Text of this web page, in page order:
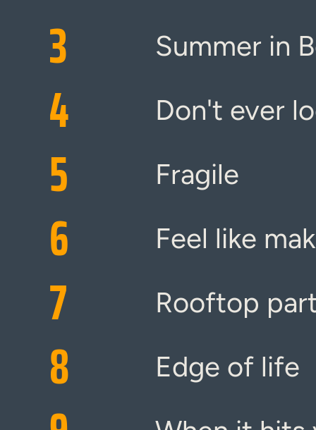
3
Summer in
4 Don't ever
5 Fragile
6 Feel like
7 Rooftop
8 Edge of life